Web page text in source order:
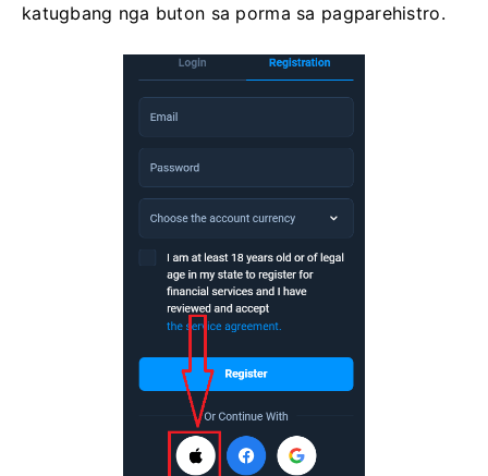
katugbang nga buton sa porma sa pagparehistro.